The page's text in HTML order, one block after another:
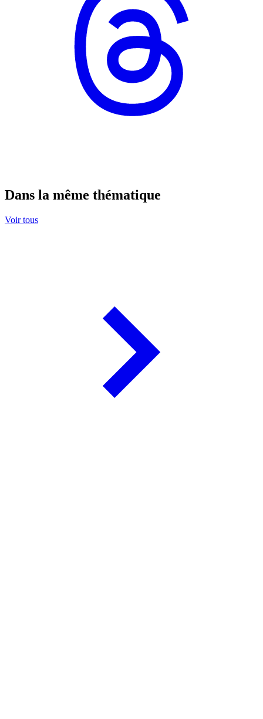
Dans la même thématique
Voir tous